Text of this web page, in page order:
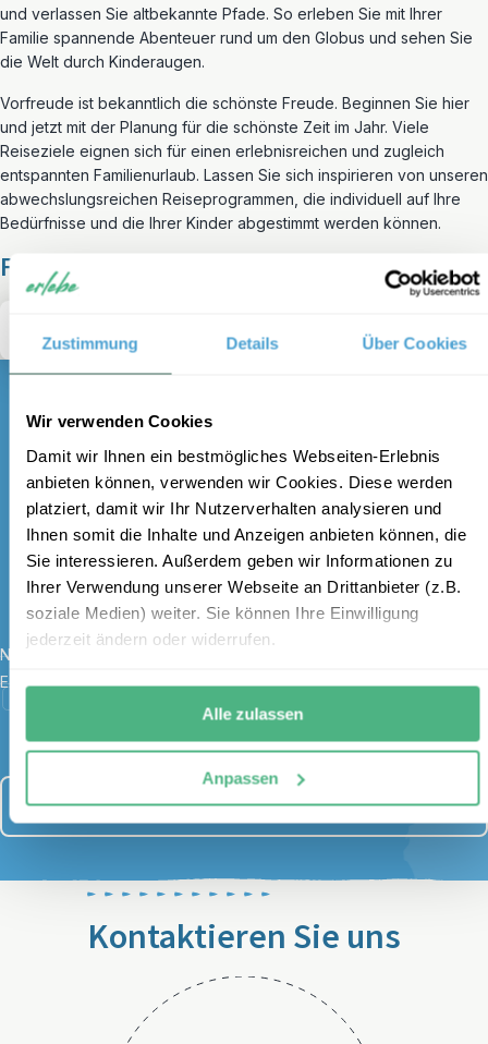
Zustimmung Details Über Cookies
Wir verwenden Cookies
Damit wir Ihnen ein bestmögliches Webseiten-Erlebnis
anbieten können, verwenden wir Cookies. Diese werden
platziert, damit wir Ihr Nutzerverhalten analysieren und
Ihnen somit die Inhalte und Anzeigen anbieten können, die
Sie interessieren. Außerdem geben wir Informationen zu
Ihrer Verwendung unserer Webseite an Drittanbieter (z.B.
soziale Medien) weiter. Sie können Ihre Einwilligung
jederzeit ändern oder widerrufen.
Alle zulassen
Anpassen
und verlassen Sie altbekannte Pfade. So erleben Sie mit Ihrer
Familie spannende Abenteuer rund um den Globus und sehen Sie
die Welt durch Kinderaugen.
Vorfreude ist bekanntlich die schönste Freude. Beginnen Sie hier
und jetzt mit der Planung für die schönste Zeit im Jahr. Viele
Reiseziele eignen sich für einen erlebnisreichen und zugleich
entspannten Familienurlaub. Lassen Sie sich inspirieren von unseren
abwechslungsreichen Reiseprogrammen, die individuell auf Ihre
Bedürfnisse und die Ihrer Kinder abgestimmt werden können.
Fragen Sie Ihre Reise jetzt an
Melden Sie sich für unseren
kostenlosen Newsletter an und
erhalten Sie einen 100 €
Gutschein
Name
E-Mail *
Anmelden
Kontaktieren Sie uns